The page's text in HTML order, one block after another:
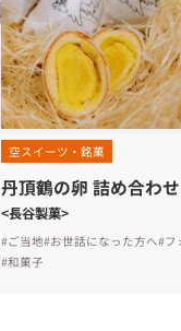
空スイーツ・銘菓
丹頂鶴の卵 詰め合わせ
<長谷製菓>
#ご当地#お世話になった方へ#フ
#和菓子